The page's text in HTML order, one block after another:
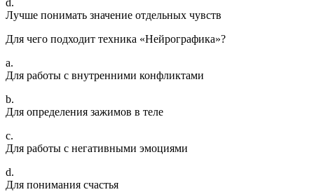
d.
Лучше понимать значение отдельных чувств
Для чего подходит техника «Нейрографика»?
a.
Для работы с внутренними конфликтами
b.
Для определения зажимов в теле
c.
Для работы с негативными эмоциями
d.
Для понимания счастья